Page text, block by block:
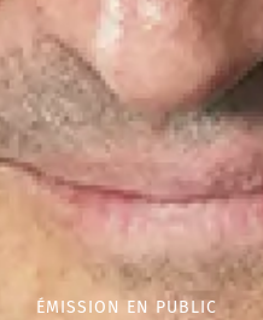
ÉMISSION EN PUBLIC